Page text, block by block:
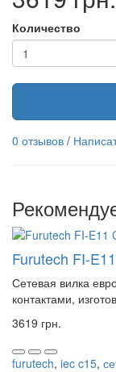
Количество
0 отзывов /
Furutech FI-
Сетевая вилка
контактами,
3619 грн.
furutech, iec c15,